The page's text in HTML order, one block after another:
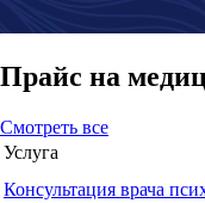
Прайс на
Cмотреть все
Услуга
Консультация врача